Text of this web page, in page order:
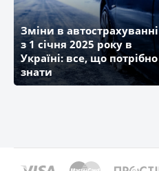
Зміни в автострахуванні
з 1 січня 2025 року в
Україні: все, що потрібно
знати